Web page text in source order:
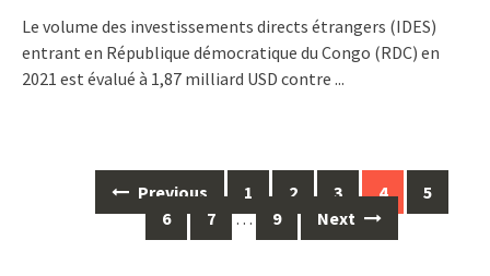
Le volume des investissements directs étrangers (IDES)
entrant en République démocratique du Congo (RDC) en
2021 est évalué à 1,87 milliard USD contre ...
navigation
Previous 1 2 3 4
5
6
7 … 9 Next